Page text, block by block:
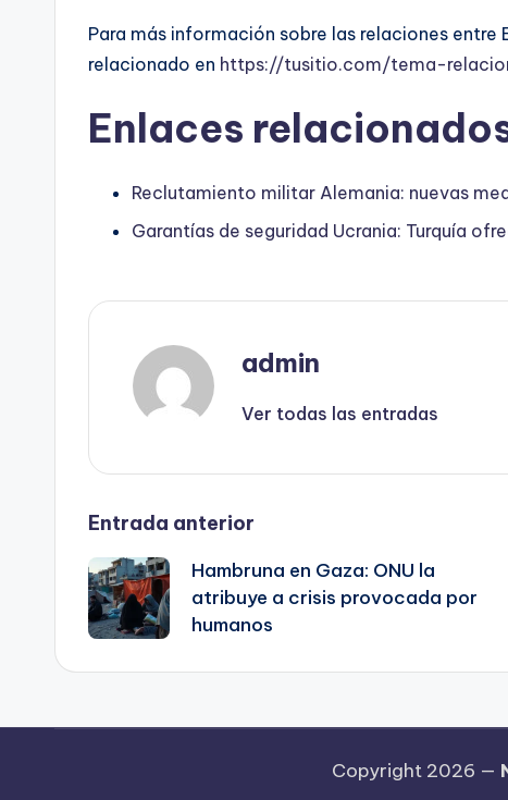
Para más información sobre las relaciones entre
relacionado en https://tusitio.com/tema-
Enlaces
Reclutamiento militar Alemania: nuevas
Garantías de seguridad Ucrania: Turquía
admin
Ver todas las entradas
Navegación
de
entradas
Entrada anterior
Hambruna en Gaza: ONU la
atribuye a crisis provocada por
humanos
Copyright 2026 —